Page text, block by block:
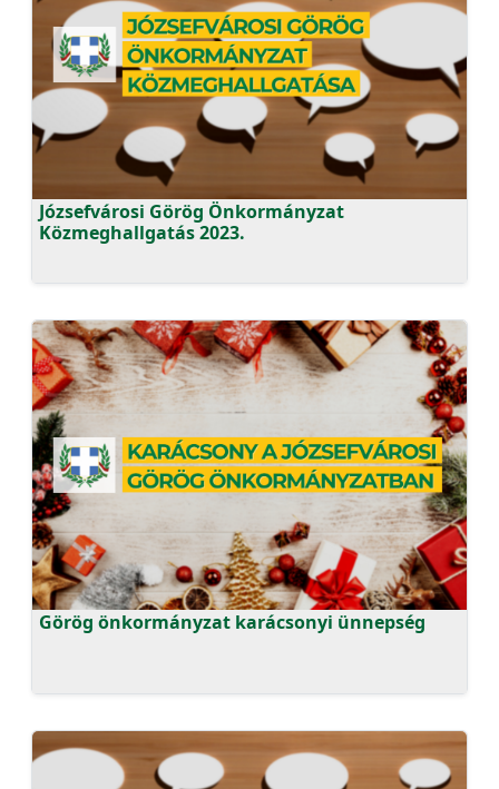
Józsefvárosi Görög Önkormányzat
Közmeghallgatás 2023.
Görög önkormányzat karácsonyi ünnepség